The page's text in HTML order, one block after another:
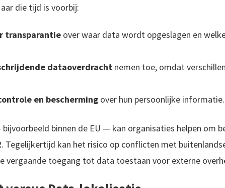
die tijd is voorbij:
transparantie over waar data wordt opgeslagen en
dataoverdracht nemen toe, omdat
en bescherming over hun persoonlijke informatie.
binnen de EU — kan organisaties helpen om
Tegelijkertijd kan het risico op conflicten met
vergaande toegang tot data toestaan voor externe